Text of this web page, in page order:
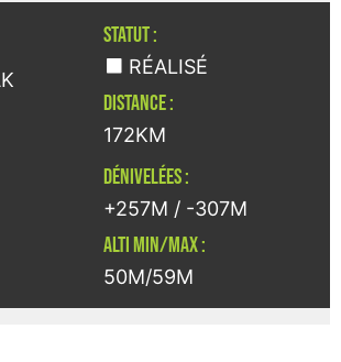
STATUT :
RÉALISÉ
DISTANCE :
172KM
DÉNIVELÉES :
+257M / -307M
ALTI MIN/MAX :
50M/59M